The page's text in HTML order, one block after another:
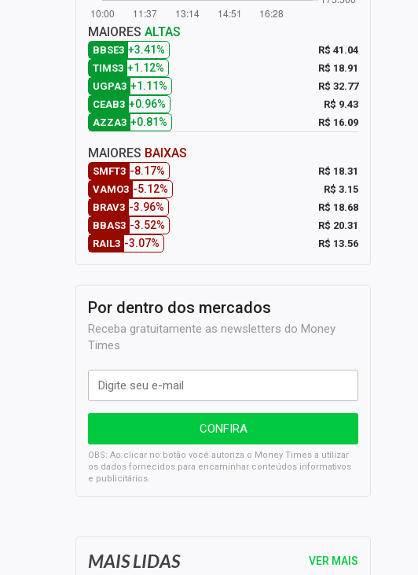
MAIORES ALTAS
BBSE3 +3.41%
R$ 41.04
TIMS3 +1.12%
R$ 18.91
UGPA3 +1.11%
R$ 32.77
CEAB3 +0.96%
R$ 9.43
AZZA3 +0.81% R$ 16.09
MAIORES BAIXAS
SMFT3 -8.17%
R$ 18.31
VAMO3 -5.12%
R$ 3.15
BRAV3 -3.96%
R$ 18.68
BBAS3 -3.52%
R$ 20.31
RAIL3 -3.07% R$ 13.56
Por dentro dos mercados
Receba gratuitamente as newsletters do Money
Times
OBS: Ao clicar no botão você autoriza o Money Times a utilizar
os dados fornecidos para encaminhar conteúdos informativos
e publicitários.
SELIC em 14%: A repercussão da decisão sobre os JUROS
MAIS LIDAS VER MAIS